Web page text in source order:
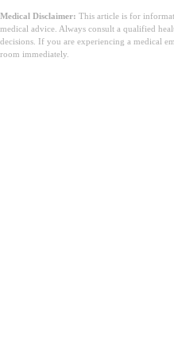
Medical Disclaimer: This article is for
medical advice. Always consult a qualified
decisions. If you are experiencing a medical
room immediately.